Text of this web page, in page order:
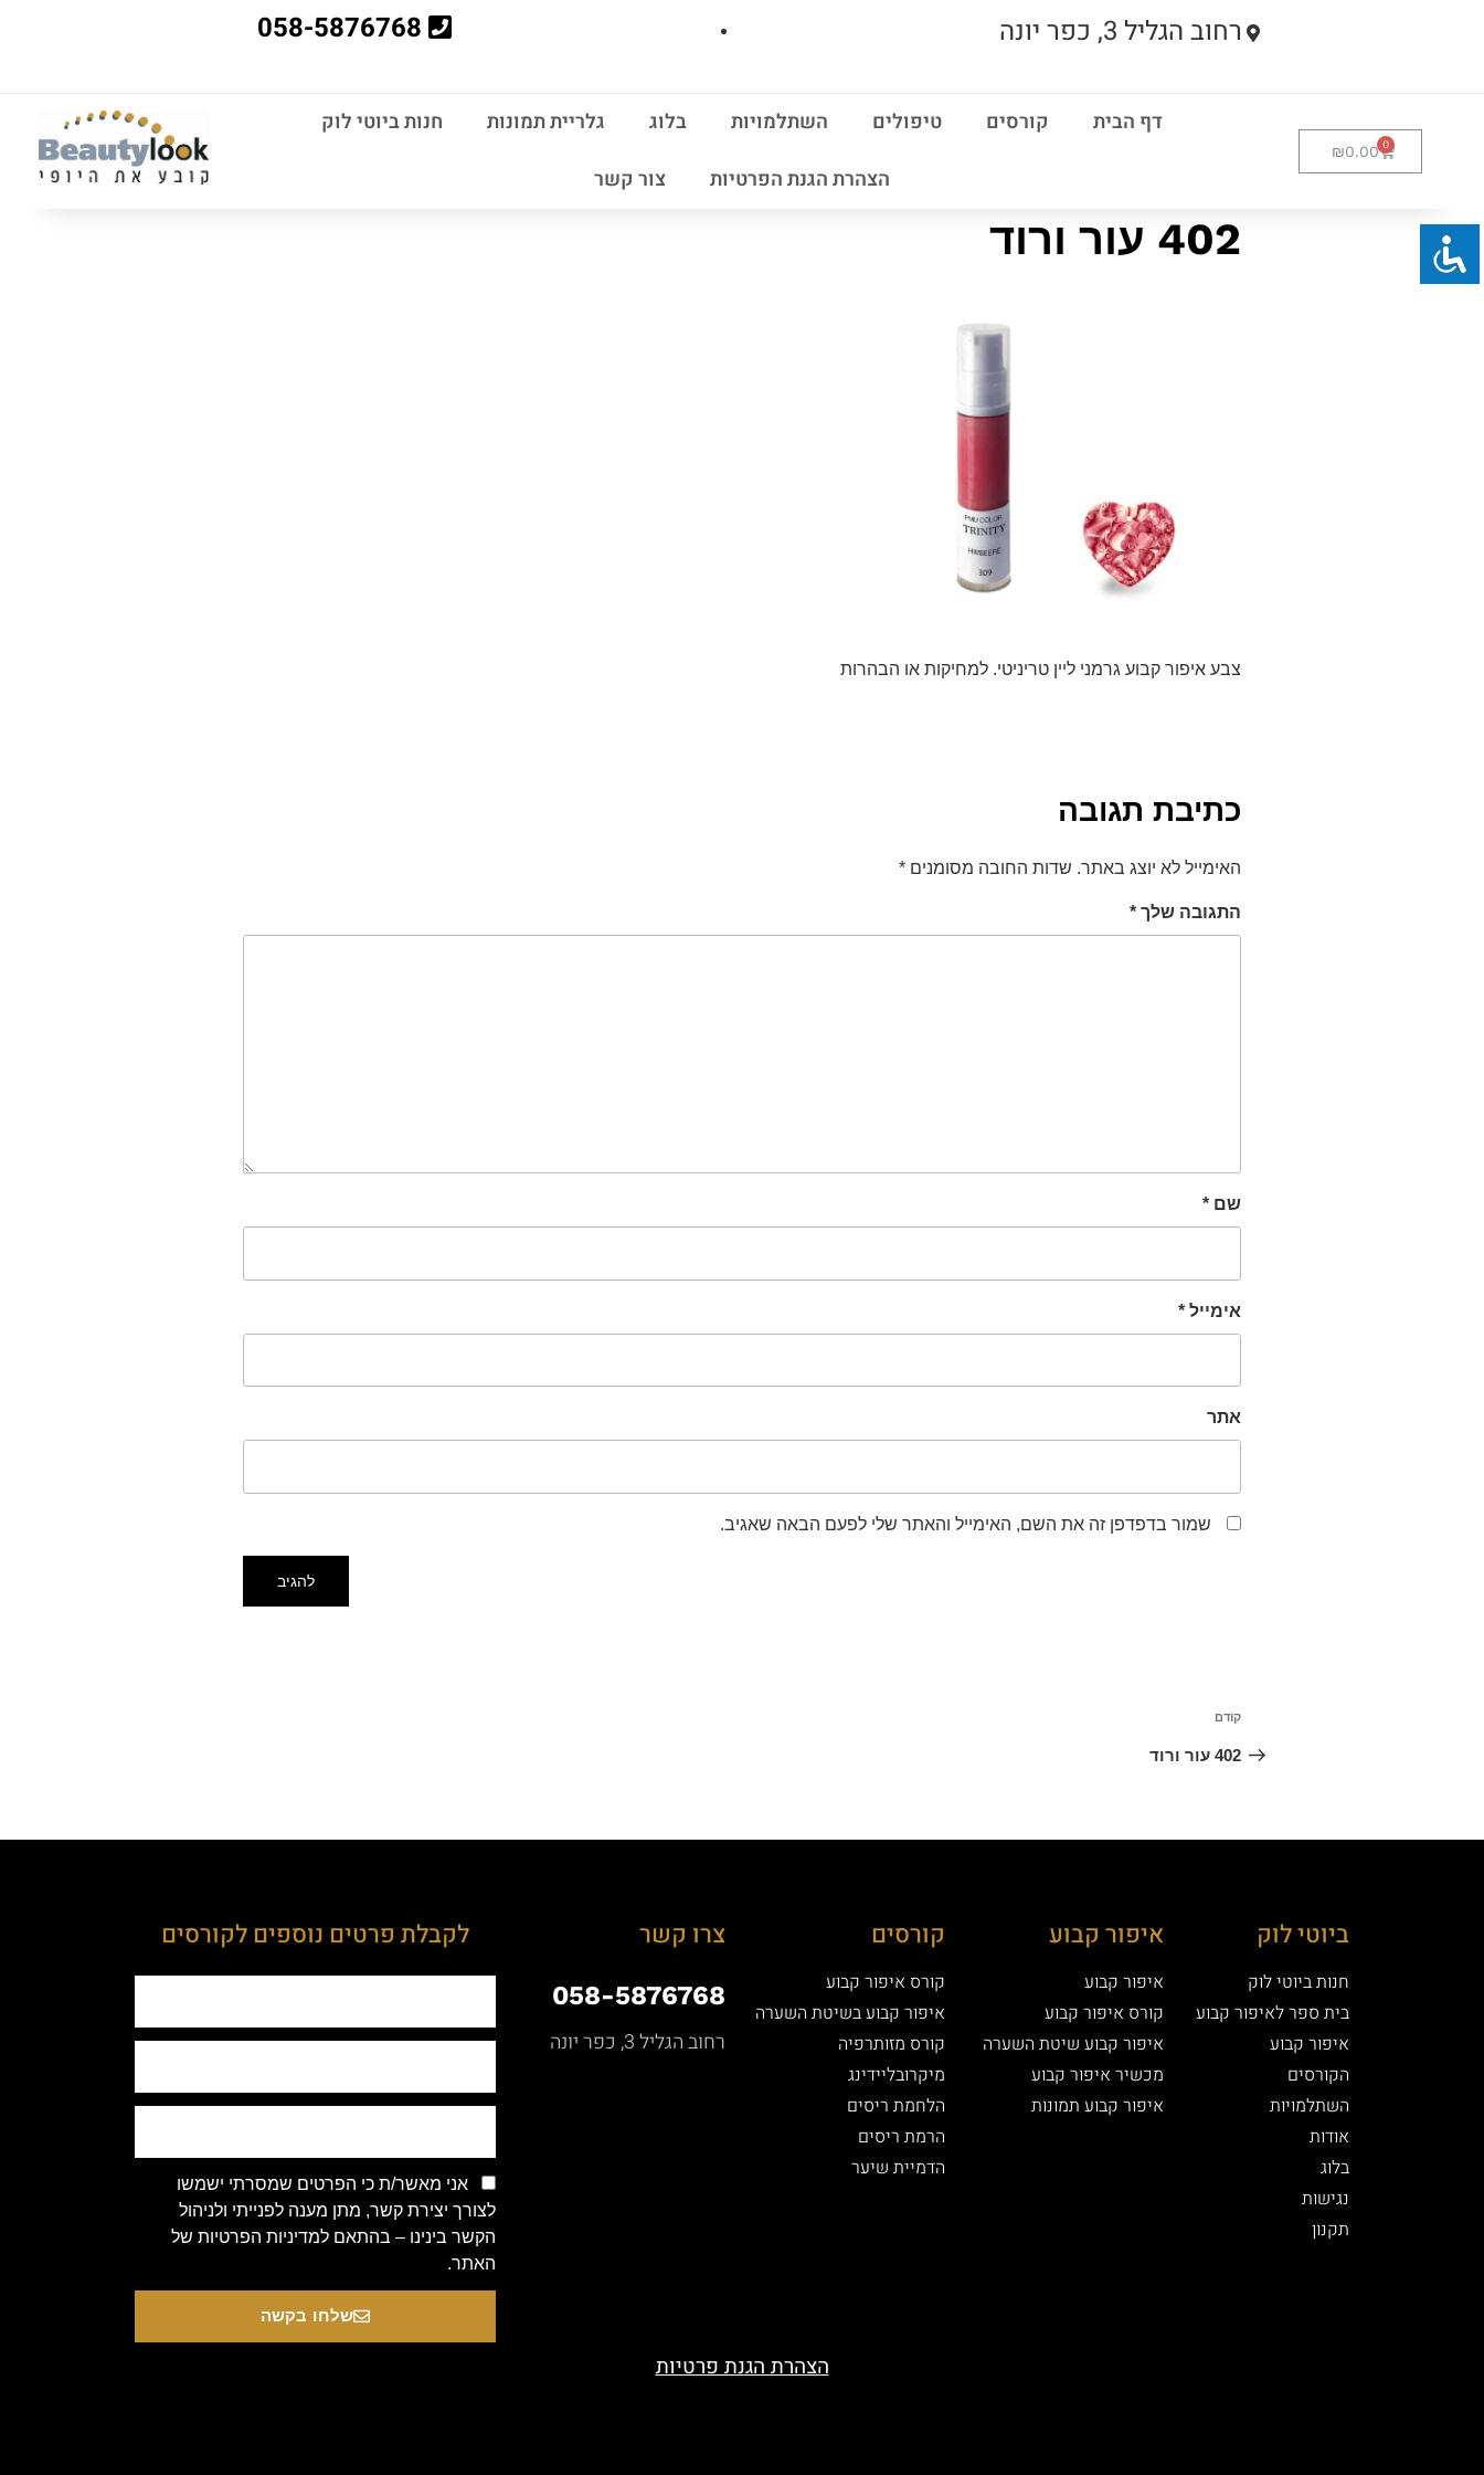
רחוב הגליל 3, כפר יונה 058-5876768
₪0.00
דף הבית קורסים טיפולים השתלמויות בלוג גלריית תמונות
חנות ביוטי לוק
הצהרת הגנת הפרטיות
צור קשר
402 עור ורוד
צבע איפור קבוע גרמני ליין טריניטי. למחיקות או הבהרות
כתיבת תגובה
האימייל לא יוצג באתר. שדות החובה מסומנים *
התגובה שלך *
שם *
אימייל *
אתר
שמור בדפדפן זה את השם, האימייל והאתר שלי לפעם הבאה שאגיב.
קודם
402 עור ורוד
ביוטי לוק
חנות ביוטי לוק
בית ספר לאיפור קבוע
איפור קבוע
הקורסים
השתלמויות
אודות
בלוג
נגישות
תקנון
איפור קבוע
איפור קבוע
קורס איפור קבוע
איפור קבוע שיטת השערה
מכשיר איפור קבוע
איפור קבוע תמונות
קורסים
קורס איפור קבוע
איפור קבוע בשיטת השערה
קורס מזותרפיה
מיקרובליידינג
הלחמת ריסים
הרמת ריסים
הדמיית שיער
צרו קשר
058-5876768
רחוב הגליל 3, כפר יונה
לקבלת פרטים נוספים לקורסים
אני מאשר/ת כי הפרטים שמסרתי ישמשו
לצורך יצירת קשר, מתן מענה לפנייתי ולניהול
הקשר בינינו – בהתאם למדיניות הפרטיות של
האתר.
שלחו בקשה
הצהרת הגנת פרטיות